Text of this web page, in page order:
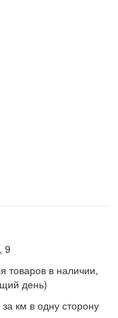
9
товаров в наличии,
день)
км в одну сторону